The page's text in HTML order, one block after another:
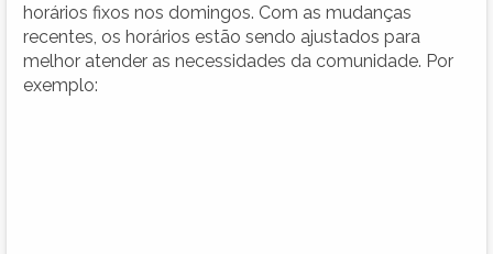
horários fixos nos domingos. Com as mudanças
recentes, os horários estão sendo ajustados para
melhor atender as necessidades da comunidade. Por
exemplo: